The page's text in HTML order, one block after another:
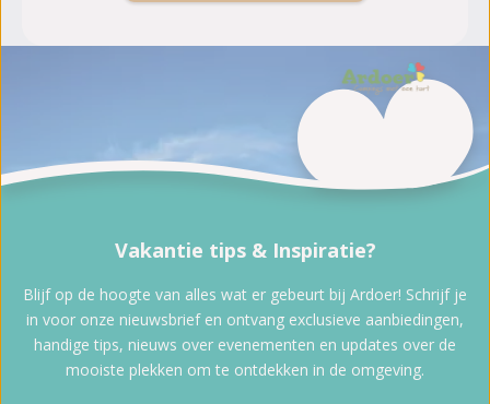
Vakantie tips & Inspiratie?
Blijf op de hoogte van alles wat er gebeurt bij Ardoer! Schrijf je
in voor onze nieuwsbrief en ontvang exclusieve aanbiedingen,
handige tips, nieuws over evenementen en updates over de
mooiste plekken om te ontdekken in de omgeving.